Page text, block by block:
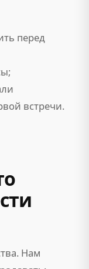
перед
встречи.
Нам